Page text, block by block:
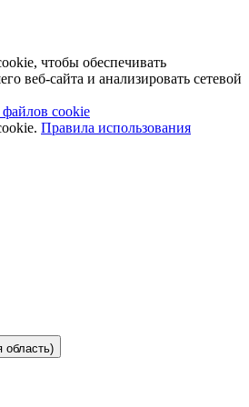
чтобы обеспечивать
веб-сайта и анализировать сетевой
cookie
Правила использования
область)